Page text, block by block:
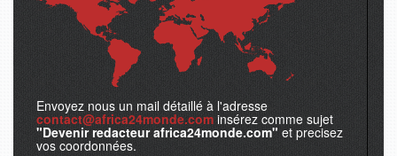
Envoyez nous un mail détaillé à l'adresse
contact@africa24monde.com insérez comme sujet
"Devenir redacteur africa24monde.com" et precisez
vos coordonnées.